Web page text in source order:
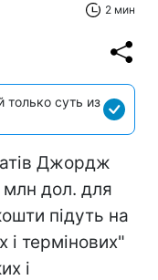
2 мин
суть из
Джордж
дол. для
підуть на
і термінових"
і